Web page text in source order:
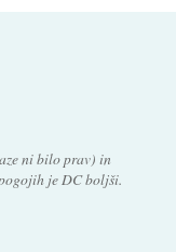
ni bilo prav) in
je DC boljši.